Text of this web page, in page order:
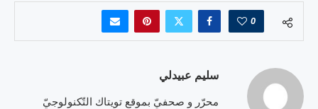
0
سليم عبيدلي
محرّر و صحفيّ بموقع تويتاك التّكنولوجيّ